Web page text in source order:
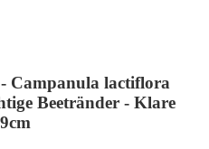
Campanula lactiflora
Beetränder - Klare